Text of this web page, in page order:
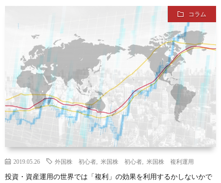
礎
知
識
に
つ
い
銘
柄
ラ
ム
サ
イ
ッ
プ
コラム
2019.05.26 外国株 初心者 米国株 初心者 米国株 複利運用
投資・資産運用の世界では「複利」の効果を利用するかしないかで